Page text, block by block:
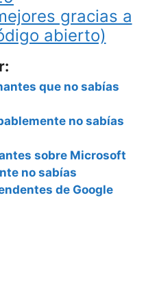
gracias a
abierto)
que no sabías
no sabías
sobre Microsoft
no sabías
de Google